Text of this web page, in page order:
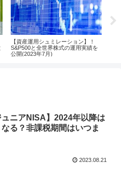
【資産運用シュミレーション】！
S&P500と全世界株式の運用実績を
公開(2023年7月)
ュニアNISA】2024年以降は
なる？非課税期間はいつま
2023.08.21